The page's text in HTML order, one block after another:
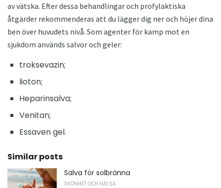
av vätska. Efter dessa behandlingar och profylaktiska
åtgärder rekommenderas att du lägger dig ner och höjer dina
ben över huvudets nivå. Som agenter för kamp mot en
sjukdom används salvor och geler:
troksevazin;
lioton;
Heparinsalva;
Venitan;
Essaven gel.
Similar posts
Salva för solbränna
SKÖNHET OCH HÄLSA